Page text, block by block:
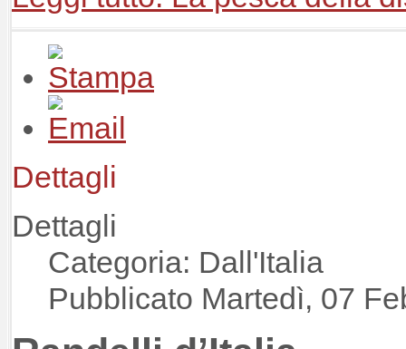
Dettagli
Dettagli
Categoria: Dall'Italia
Pubblicato Martedì, 07